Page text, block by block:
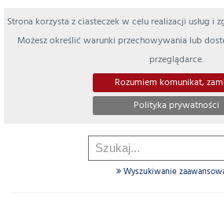
Strona korzysta z ciasteczek w celu realizacji usług i
Możesz określić warunki przechowywania lub
przeglądarce.
Rozumiem komunikat,
Polityka prywatności
Wyszukiwanie